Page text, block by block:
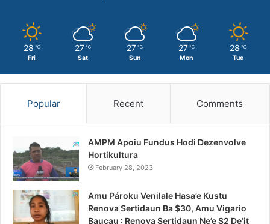
28 ℃
Fri
27 ℃
Sat
27 ℃
Sun
27 ℃
Mon
28 ℃
Tue
Popular Recent Comments
AMPM Apoiu Fundus Hodi Dezenvolve
Hortikultura
February 28, 2023
Amu Pároku Venilale Hasa’e Kustu
Renova Sertidaun Ba $30, Amu Vigario
Baucau : Renova Sertidaun Ne’e $2 De’it